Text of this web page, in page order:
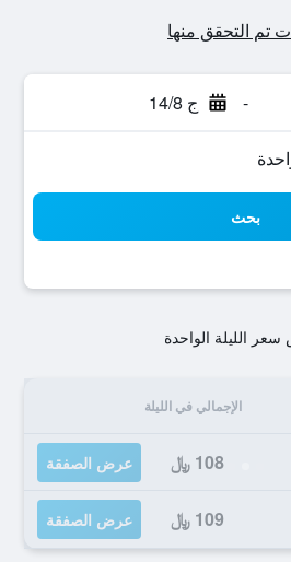
- ج 14/8
بحث
الليلة الواحدة
الإجمالي في الليلة
108 ﷼ عرض الصفقة
109 ﷼ عرض الصفقة